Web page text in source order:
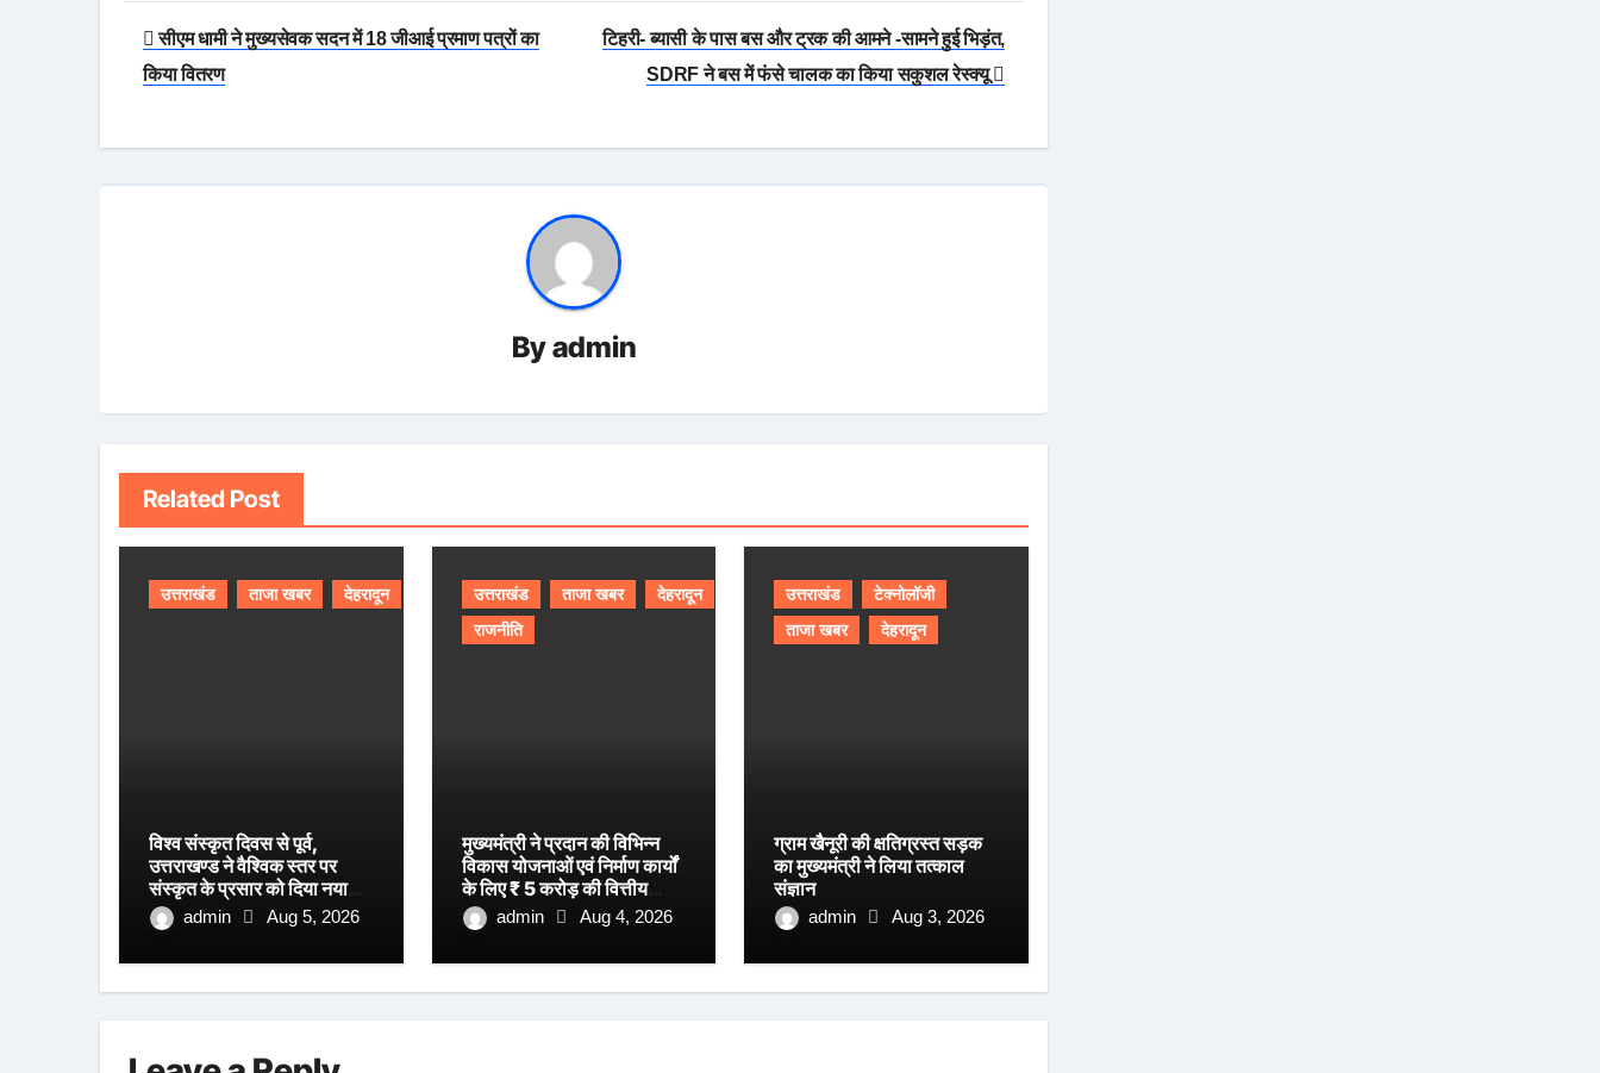
Post
navigation
सीएम धामी ने मुख्यसेवक सदन में 18 जीआई प्रमाण पत्रों का
किया वितरण
टिहरी- ब्यासी के पास बस और ट्रक की आमने -सामने हुई भिड़ंत,
SDRF ने बस में फंसे चालक का किया सकुशल रेस्क्यू
Byadmin
Related Post
उत्तराखंड ताजा खबर देहरादून
विश्व संस्कृत दिवस से पूर्व,
उत्तराखण्ड ने वैश्विक स्तर पर
संस्कृत के प्रसार को दिया नया
आयाम।admin Aug 5, 2026
उत्तराखंड ताजा खबर
देहरादून
राजनीति
मुख्यमंत्री ने प्रदान की विभिन्न
विकास योजनाओं एवं निर्माण कार्यों
के लिए ₹ 5 करोड़ की वित्तीय
स्वीकृति।
admin Aug 4, 2026
उत्तराखंड
टेक्नोलॉजी
ताजा खबर
देहरादून
ग्राम खैनूरी की क्षतिग्रस्त सड़क
का मुख्यमंत्री ने लिया तत्काल
संज्ञान
admin Aug 3, 2026